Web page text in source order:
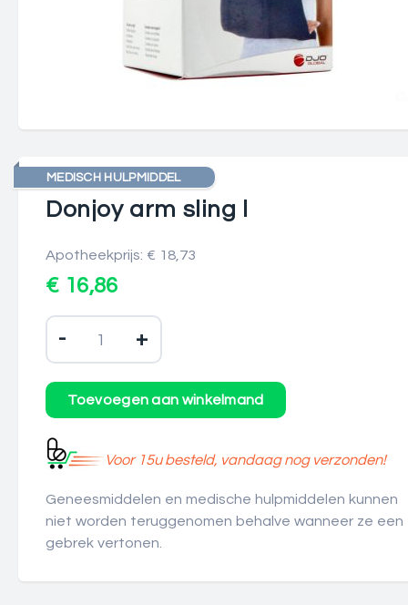
MEDISCH HULPMIDDEL
Donjoy arm sling l
Apotheekprijs: € 18,73
€ 16,86
- +
Voor 15u besteld, vandaag nog verzonden!
Geneesmiddelen en medische hulpmiddelen kunnen
niet worden teruggenomen behalve wanneer ze een
gebrek vertonen.